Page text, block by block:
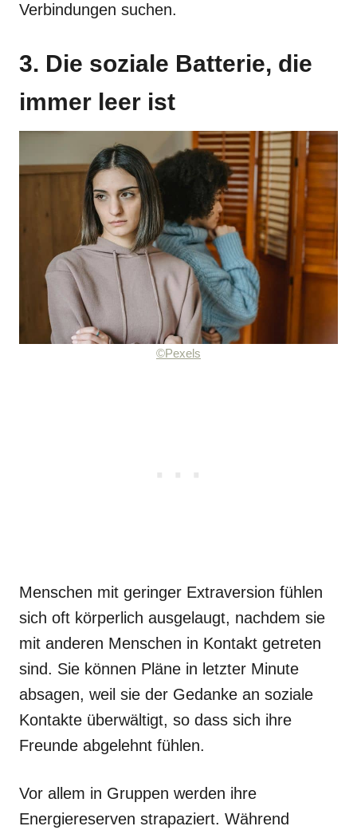
Verbindungen suchen.
3. Die soziale Batterie, die
immer leer ist
©Pexels
Menschen mit geringer Extraversion fühlen
sich oft körperlich ausgelaugt, nachdem sie
mit anderen Menschen in Kontakt getreten
sind. Sie können Pläne in letzter Minute
absagen, weil sie der Gedanke an soziale
Kontakte überwältigt, so dass sich ihre
Freunde abgelehnt fühlen.
Vor allem in Gruppen werden ihre
Energiereserven strapaziert. Während